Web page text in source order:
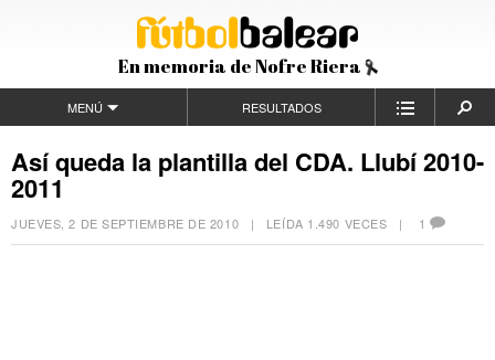
En memoria de Nofre Riera
MENÚ RESULTADOS
Así queda la plantilla del CDA. Llubí 2010-
2011
JUEVES, 2 DE SEPTIEMBRE DE 2010 | LEÍDA 1.490 VECES | 1